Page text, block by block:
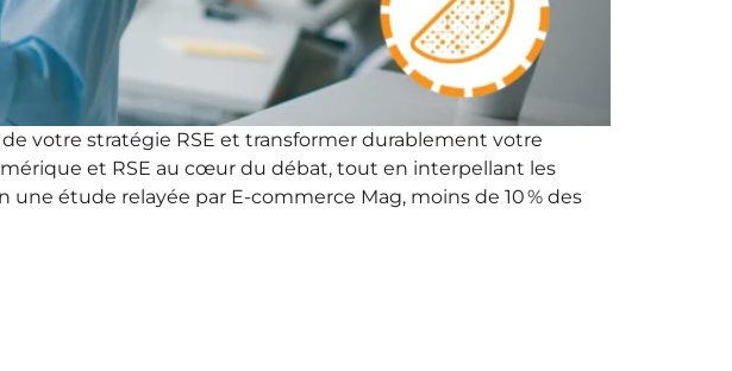
votre stratégie RSE et transformer durablement votre
et RSE au cœur du débat, tout en interpellant les
étude relayée par E-commerce Mag, moins de 10 % des